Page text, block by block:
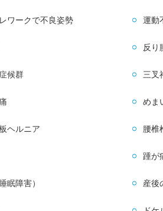
ワークで不良姿勢 運動
反り
候群 三叉
めま
ヘルニア 腰椎
踵が
眠障害） 産後